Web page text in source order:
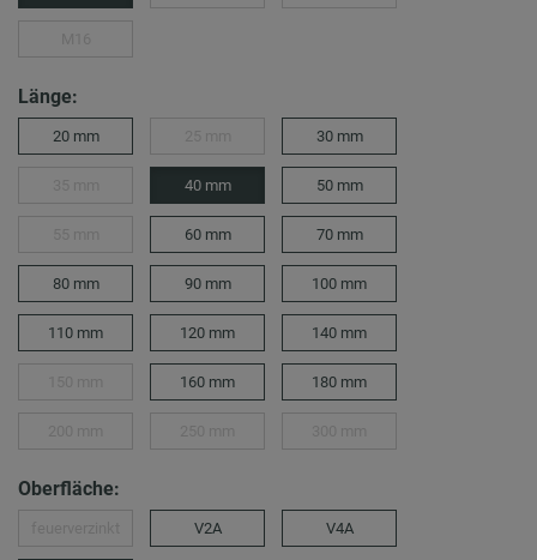
Länge:
20 mm 30 mm
40 mm 50 mm
60 mm 70 mm
80 mm 90 mm 100 mm
110 mm 120 mm 140 mm
160 mm 180 mm
Oberfläche:
V2A V4A